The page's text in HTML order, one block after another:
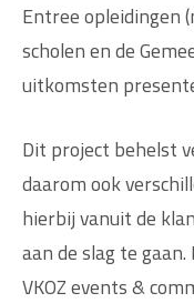
Entree opleidingen
scholen en de
uitkomsten
Dit project behelst
daarom ook
hierbij vanuit de
aan de slag te
VKOZ events &